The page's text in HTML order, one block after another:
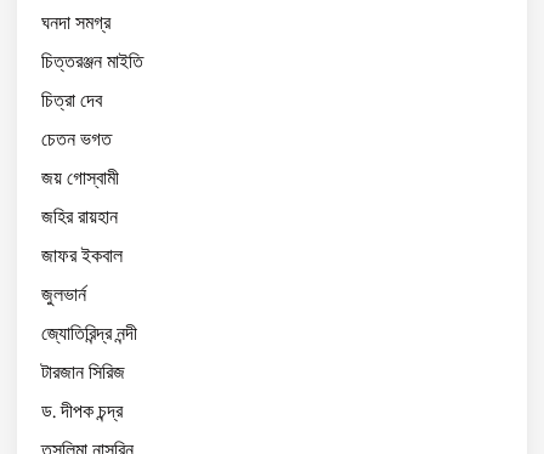
ঘনদা সমগ্র
চিত্তরঞ্জন মাইতি
চিত্রা দেব
চেতন ভগত
জয় গোস্বামী
জহির রায়হান
জাফর ইকবাল
জুলভার্ন
জ্যোতিরিন্দ্র নন্দী
টারজান সিরিজ
ড. দীপক চন্দ্র